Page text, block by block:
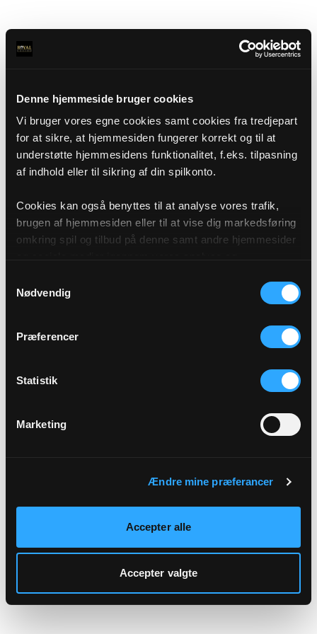
Denne hjemmeside bruger cookies
Vi bruger vores egne cookies samt cookies fra tredjepart
for at sikre, at hjemmesiden fungerer korrekt og til at
understøtte hjemmesidens funktionalitet, f.eks. tilpasning
af indhold eller til sikring af din spilkonto.
Cookies kan også benyttes til at analyse vores trafik,
brugen af hjemmesiden eller til at vise dig markedsføring
omkring spil og tilbud på denne samt andre hjemmesider
af cookies under "Detaljer" eller ved at klikke videre til
vores Cookiepolitik, som du finder i bunden af vores
Nødvendig
Præferencer
Statistik
Marketing
Ændre mine præferancer
Accepter alle
Accepter valgte